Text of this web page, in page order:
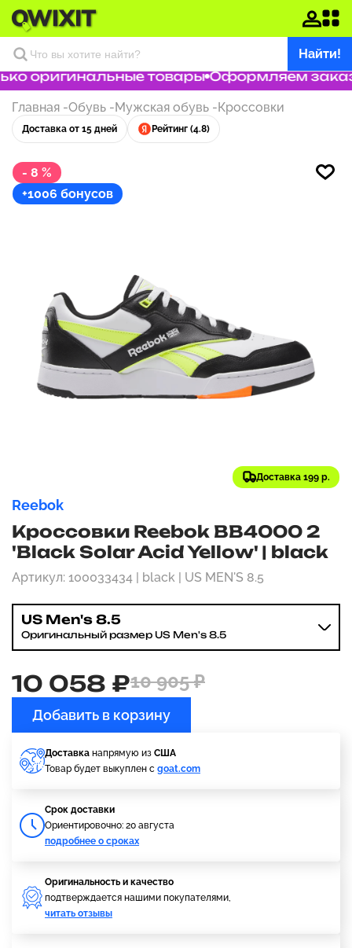
Найти!
оригинальные товары Оформляем заказ
Главная -Обувь -Мужская обувь -Кроссовки
Доставка от 15 дней Рейтинг (4.8)
- 8 %
+1006 бонусов
Доставка 199 р.
Reebok
Кроссовки Reebok BB4000 2
'Black Solar Acid Yellow' | black
Артикул: 100033434 | black | US MEN'S 8.5
US Men's 8.5
Оригинальный размер US Men's 8.5
10 058 ₽10 905 ₽
Добавить в корзину
Доставка напрямую из США
Товар будет выкуплен с goat.com
Cрок доставки
Ориентировочно: 20 августа
подробнее о сроках
Оригинальность и качество
подтверждается нашими покупателями,
читать отзывы